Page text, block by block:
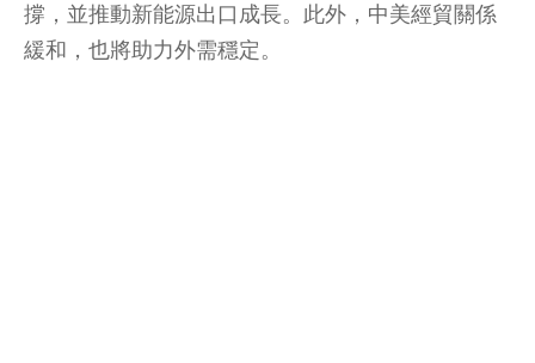
撐，並推動新能源出口成長。此外，中美經貿關係
緩和，也將助力外需穩定。